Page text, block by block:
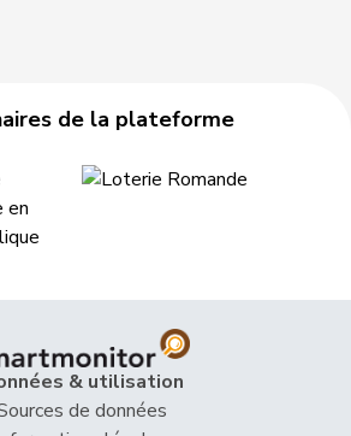
de la plateforme
& utilisation
de données